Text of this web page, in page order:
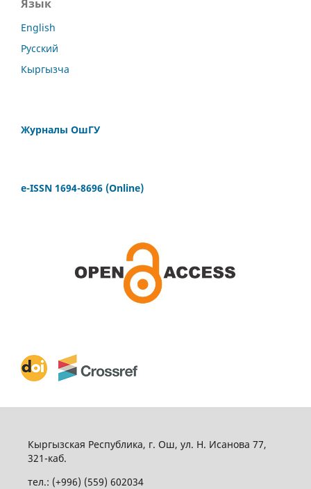
Язык
English
Русский
Кыргызча
Журналы ОшГУ
e-ISSN 1694-8696 (Online)
Кыргызская Республика, г. Ош, ул. Н. Исанова 77,
321-каб.
тел.: (+996) (559) 602034